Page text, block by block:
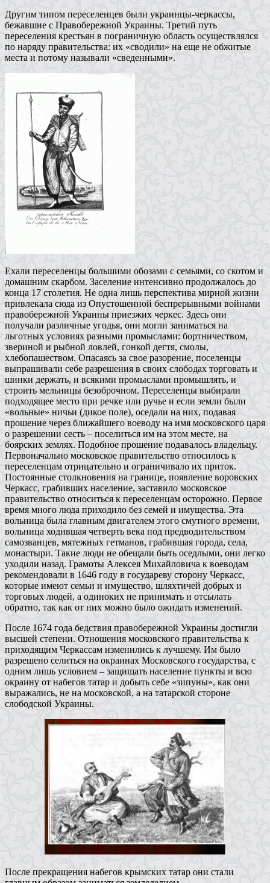
Другим типом переселенцев были украинцы-черкассы,
бежавшие с Правобережной Украины. Третий путь
переселения крестьян в пограничную область осуществлялся
по наряду правительства: их «сводили» на еще не обжитые
места и потому называли «сведенными».
Ехали переселенцы большими обозами с семьями, со скотом и
домашним скарбом. Заселение интенсивно продолжалось до
конца 17 столетия. Не одна лишь перспектива мирной жизни
привлекала сюда из Опустошенной беспрерывными войнами
правобережной Украины приезжих черкес. Здесь они
получали различные угодья, они могли заниматься на
льготных условиях разными промыслами: бортничеством,
звериной и рыбной ловлей, гонкой дегтя, смолы,
хлебопашеством. Опасаясь за свое разорение, поселенцы
выпрашивали себе разрешения в своих слободах торговать и
шинки держать, и всякими промыслами промышлять, и
строить мельницы безоброчном. Переселенцы выбирали
подходящее место при речке или ручье и если земли были
«вольные» ничьи (дикое поле), оседали на них, подавая
прошение через ближайшего воеводу на имя московского царя
о разрешении сесть – поселиться им на этом месте, на
боярских землях. Подобное прошение подавалось владельцу.
Первоначально московское правительство относилось к
переселенцам отрицательно и ограничивало их приток.
Постоянные столкновения на границе, появление воровских
Черкасс, грабивших население, заставило московское
правительство относиться к переселенцам осторожно. Первое
время много люда приходило без семей и имущества. Эта
вольница была главным двигателем этого смутного времени,
вольница ходившая четверть века под предводительством
самозванцев, мятежных гетманов, грабившая города, села,
монастыри. Такие люди не обещали быть оседлыми, они легко
уходили назад. Грамоты Алексея Михайловича к воеводам
рекомендовали в 1646 году в государеву сторону Черкасс,
которые имеют семьи и имущество, шляхтичей добрых и
торговых людей, а одиноких не принимать и отсылать
обратно, так как от них можно было ожидать изменений.
После 1674 года бедствия правобережной Украины достигли
высшей степени. Отношения московского правительства к
приходящим Черкассам изменились к лучшему. Им было
разрешено селиться на окраинах Московского государства, с
одним лишь условием – защищать население пункты и всю
окраину от набегов татар и добыть себе «зипуны», как они
выражались, не на московской, а на татарской стороне
слободской Украины.
После прекращения набегов крымских татар они стали